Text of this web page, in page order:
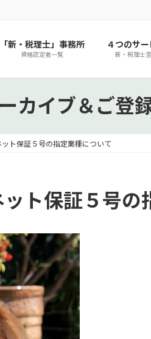
「新・税理士」事務所
資格認定者一覧
４つのサー
新・税理士
カイブ＆ご登
ト保証５号の指定業種について
ト保証５号の